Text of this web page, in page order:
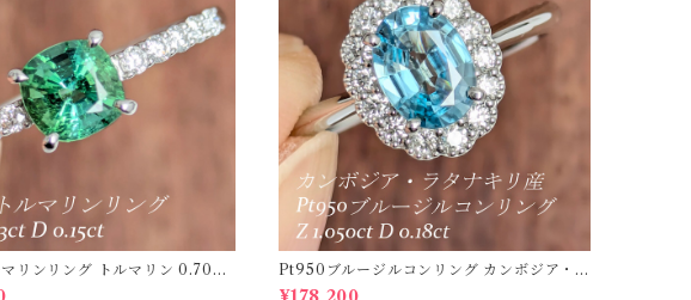
グ トルマリン 0.703c
ド 0.15ct【PRO208634】
Pt950ブルージルコンリング カンボジア・
ラタナキリ産 ブルージルコン 1.050ct ダイ